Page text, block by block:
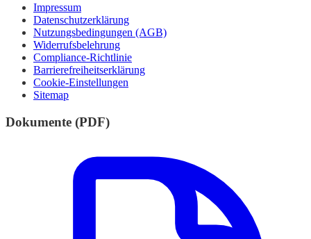
Impressum
Datenschutzerklärung
Nutzungsbedingungen (AGB)
Widerrufsbelehrung
Compliance-Richtlinie
Barrierefreiheitserklärung
Cookie-Einstellungen
Sitemap
Dokumente (PDF)